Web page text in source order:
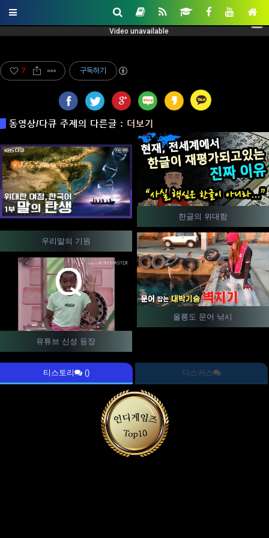
7 구독하기
동영상/다큐 주제의 다른글 : 더보기
우리말의 기원
한글의 위대함
울릉도 문어 낚시
유튜브 신성 등장
티스토리 () 디스커스